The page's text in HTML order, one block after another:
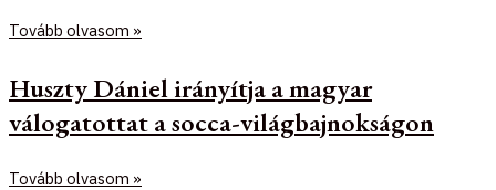
Tovább olvasom »
Huszty Dániel irányítja a magyar
válogatottat a socca-világbajnokságon
Tovább olvasom »